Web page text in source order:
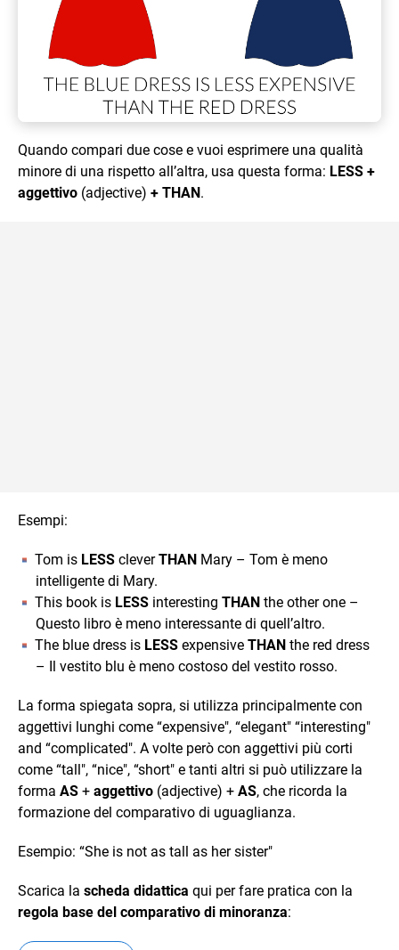
Quando compari due cose e vuoi esprimere una qualità
minore di una rispetto all’altra, usa questa forma: LESS +
aggettivo (adjective) + THAN.
Esempi:
Tom is LESS cleverTHAN Mary – Tom è meno
intelligente di Mary.
This book is LESS interesting THAN the other one –
Questo libro è meno interessante di quell’altro.
The blue dress is LESS expensive THAN the red dress
– Il vestito blu è meno costoso del vestito rosso.
La forma spiegata sopra, si utilizza principalmente con
aggettivi lunghi come “expensive", “elegant" “interesting"
and “complicated". A volte però con aggettivi più corti
come “tall", “nice", “short" e tanti altri si può utilizzare la
forma AS + aggettivo (adjective) + AS, che ricorda la
formazione del comparativo di uguaglianza.
Esempio: “She is not as tall as her sister"
Scarica la scheda didattica qui per fare pratica con la
regola base del comparativo di minoranza: